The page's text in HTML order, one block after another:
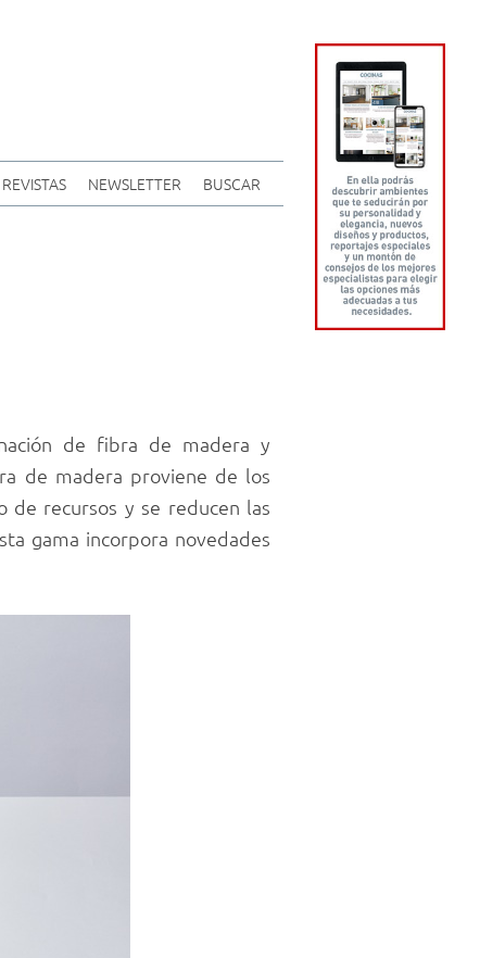
REVISTAS NEWSLETTER BUSCAR
de fibra de madera y
de madera proviene de los
de recursos y se reducen las
gama incorpora novedades